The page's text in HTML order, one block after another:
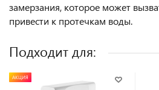
замерзания, которое может
привести к протечкам воды.
Подходит для:
АКЦИЯ